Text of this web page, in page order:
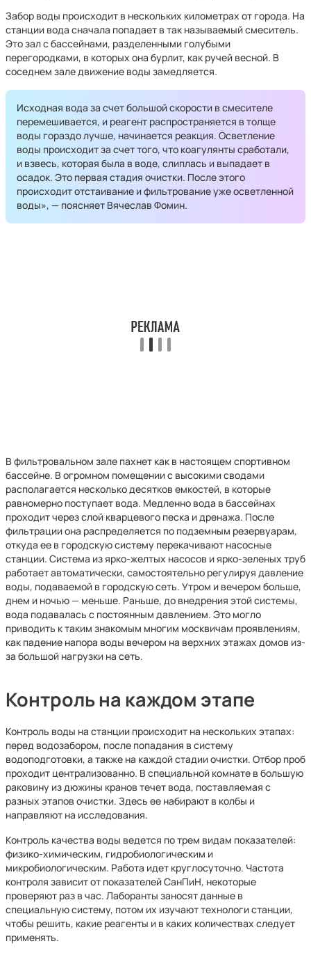
Забор воды происходит в нескольких километрах от города. На
станции вода сначала попадает в так называемый смеситель.
Это зал с бассейнами, разделенными голубыми
перегородками, в которых она бурлит, как ручей весной. В
соседнем зале движение воды замедляется.
Исходная вода за счет большой скорости в смесителе
перемешивается, и реагент распространяется в толще
воды гораздо лучше, начинается реакция. Осветление
воды происходит за счет того, что коагулянты сработали,
и взвесь, которая была в воде, слиплась и выпадает в
осадок. Это первая стадия очистки. После этого
происходит отстаивание и фильтрование уже осветленной
воды», — поясняет Вячеслав Фомин.
В фильтровальном зале пахнет как в настоящем спортивном
бассейне. В огромном помещении с высокими сводами
располагается несколько десятков емкостей, в которые
равномерно поступает вода. Медленно вода в бассейнах
проходит через слой кварцевого песка и дренажа. После
фильтрации она распределяется по подземным резервуарам,
откуда ее в городскую систему перекачивают насосные
станции. Система из ярко-желтых насосов и ярко-зеленых труб
работает автоматически, самостоятельно регулируя давление
воды, подаваемой в городскую сеть. Утром и вечером больше,
днем и ночью — меньше. Раньше, до внедрения этой системы,
вода подавалась с постоянным давлением. Это могло
приводить к таким знакомым многим москвичам проявлениям,
как падение напора воды вечером на верхних этажах домов из-
за большой нагрузки на сеть.
Контроль на каждом этапе
Контроль воды на станции происходит на нескольких этапах:
перед водозабором, после попадания в систему
водоподготовки, а также на каждой стадии очистки. Отбор проб
проходит централизованно. В специальной комнате в большую
раковину из дюжины кранов течет вода, поставляемая с
разных этапов очистки. Здесь ее набирают в колбы и
направляют на исследования.
Контроль качества воды ведется по трем видам показателей:
физико-химическим, гидробиологическим и
микробиологическим. Работа идет круглосуточно. Частота
контроля зависит от показателей СанПиН, некоторые
проверяют раз в час. Лаборанты заносят данные в
специальную систему, потом их изучают технологи станции,
чтобы решить, какие реагенты и в каких количествах следует
применять.